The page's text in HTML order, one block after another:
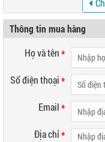
Thông tin mua hàng
Họ và tên*
Số điện thoại*
Email*
Địa chỉ*